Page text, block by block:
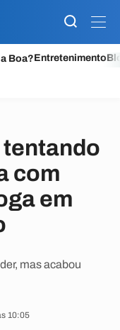
Boa?Entretenimento
tentando
com
em
mas acabou
10:05